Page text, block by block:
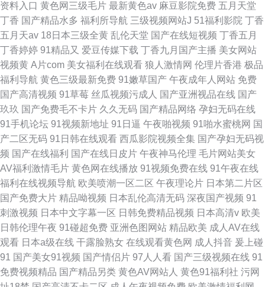
资料入口 黄色网三级毛片 最新黄色av 麻豆影院免费 五月天堂
丁香 国产精品水多 福利所导航 三级视频网站J 51福利影院 丁香
五月天av 18日本三级全黄 乱伦天堂 国产在线短视频 丁香五月
丁香婷婷 91精品又 爱豆传媒下载 丁香九月国产主播 美女网站
视频黄 A片com 美女福利在线观看 狼人激情网 伦理片香港 极品
福利导航 黄色三级最新免费 91嫩草国产 午夜成年人网站 免费
国产高清视频 91草莓 丝瓜视频污成人 国产亚洲视品在线 国产
玖玖 国产免费毛不卡片 久久无码 国产精品网络 孕妇无码在线
91手机论坛 91视频新地址 91日逼 午夜啪视频 91啪水蜜桃网 国
产二区无码 91日韩在线观看 西瓜影院视频全集 国产孕妇无码视
频 国产在线福利 国产在线日皮片 午夜神马伦理 毛片网站美女
AV福利激情毛片 黄色网在线播放 91视频免费在线 91午夜在线
福利在线视频导航 欧美喷潮一区二区 午夜理论片 日本第二片区
国产免费大片 精品呦视频 日本乱伦高清无码 深夜国产视频 91
刺激视频 日本中文字幕一区 日韩免费精品视频 日本高清v 欧美
日韩伦理午夜 91碰超免费 亚洲色图网站 精品欧美 成人AV在线
观看 日本a级在线 干露脸熟女 在线观看黄色网 成人抖音 爰上碰
91 国产美女91视频 国产情侣片 97人人看 国产三级视频在线 91
免费视频精品 国产精品另类 黄色AV网站人 黄色91福利社 污网